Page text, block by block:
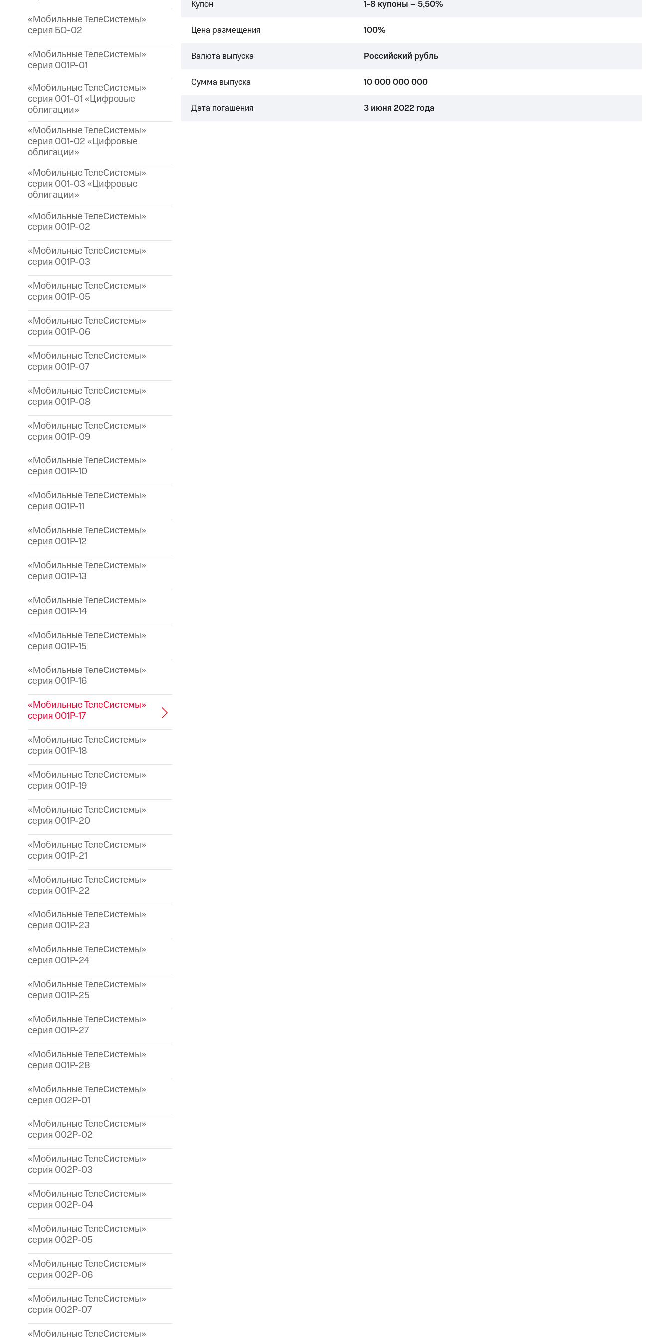
«Мобильные ТелеСистемы»
серия БО-02
«Мобильные ТелеСистемы»
серия 001P-01
«Мобильные ТелеСистемы»
серия 001-01 «Цифровые
облигации»
«Мобильные ТелеСистемы»
серия 001-02 «Цифровые
облигации»
«Мобильные ТелеСистемы»
серия 001-03 «Цифровые
облигации»
«Мобильные ТелеСистемы»
серия 001P-02
«Мобильные ТелеСистемы»
серия 001P-03
«Мобильные ТелеСистемы»
серия 001P-05
«Мобильные ТелеСистемы»
серия 001P-06
«Мобильные ТелеСистемы»
серия 001P-07
«Мобильные ТелеСистемы»
серия 001P-08
«Мобильные ТелеСистемы»
серия 001P-09
«Мобильные ТелеСистемы»
серия 001P-10
«Мобильные ТелеСистемы»
серия 001P-11
«Мобильные ТелеСистемы»
серия 001P-12
«Мобильные ТелеСистемы»
серия 001P-13
«Мобильные ТелеСистемы»
серия 001P-14
«Мобильные ТелеСистемы»
серия 001P-15
«Мобильные ТелеСистемы»
серия 001P-16
«Мобильные ТелеСистемы»
серия 001P-17
«Мобильные ТелеСистемы»
серия 001P-18
«Мобильные ТелеСистемы»
серия 001P-19
«Мобильные ТелеСистемы»
серия 001P-20
«Мобильные ТелеСистемы»
серия 001P-21
«Мобильные ТелеСистемы»
серия 001P-22
«Мобильные ТелеСистемы»
серия 001P-23
«Мобильные ТелеСистемы»
серия 001P-24
«Мобильные ТелеСистемы»
серия 001P-25
«Мобильные ТелеСистемы»
серия 001P-27
«Мобильные ТелеСистемы»
серия 001P-28
«Мобильные ТелеСистемы»
серия 002P-01
«Мобильные ТелеСистемы»
серия 002P-02
«Мобильные ТелеСистемы»
серия 002P-03
«Мобильные ТелеСистемы»
серия 002P-04
«Мобильные ТелеСистемы»
серия 002P-05
«Мобильные ТелеСистемы»
серия 002P-06
«Мобильные ТелеСистемы»
серия 002P-07
«Мобильные ТелеСистемы»
Купон 1-8 купоны – 5,50%
Цена размещения 100%
Валюта выпуска Российский рубль
Сумма выпуска 10 000 000 000
Дата погашения 3 июня 2022 года